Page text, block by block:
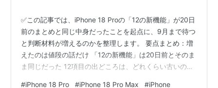
iPhone 3G発売。
2009年
6月8日、WWDC 2009でiPhone 3Gの後継機種、
✅この記事では、iPhone 18 Proの「12の新機能」が20日
前のまとめと同じ中身だったことを起点に、9月まで待つ
と判断材料が増えるのかを整理します。 要点まとめ：増
えたのは値段の話だけ 「12の新機能」は20日前とそのま
ま同じだった 12項目の出どころは、どれくらい古いのか
#iPhone 18 Pro #iPhone 18 Pro Max #iPhone